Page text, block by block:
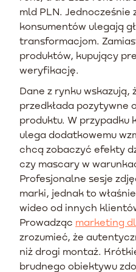
mld PLN. Jednocześnie
konsumentów ulegają
transformacjom.
produktów, kupujący
weryfikację.
Dane z rynku wskazują,
przedkłada pozytywne
produktu. W przypadku
ulega dodatkowemu
chcą zobaczyć efekty
czy mascary w
Profesjonalne sesje
marki, jednak to
wideo od innych
Prowadząc marketing
zrozumieć, że
niż drogi montaż.
brudnego obiektywu